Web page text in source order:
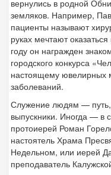
вернулись в родной
земляков. Например,
пациенты называют
руках мечтают
году он награжден
городского конкурса
настоящему ювелирных
заболеваний.
Служение людям —
выпускники. Иногда — в
протоиерей Роман
настоятель Храма
Недельном, или иерей
преподаватель